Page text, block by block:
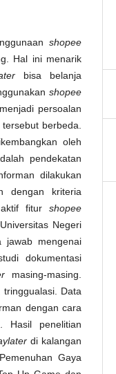
shopee
Hal ini menarik
bisa belanja
shopee
persoalan
berbeda.
oleh
pendekatan
dilakukan
dengan kriteria
fitur shopee
Negeri
jawab mengenai
dokumentasi
masing-masing.
Data
dengan cara
Hasil penelitian
di kalangan
Gaya